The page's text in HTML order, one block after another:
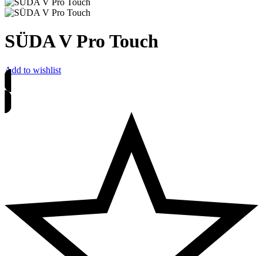
SÜDA V Pro Touch
Add to wishlist